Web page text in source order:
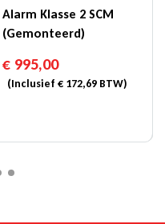
Alarm Klasse 2 SCM
(gemonteerd)
€995,00
(Inclusief €172,69BTW)